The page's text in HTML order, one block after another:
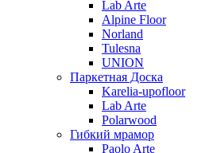
Lab Arte
Alpine Floor
Norland
Tulesna
UNION
Паркетная Доска
Karelia-upofloor
Lab Arte
Polarwood
Гибкий мрамор
Paolo Arte